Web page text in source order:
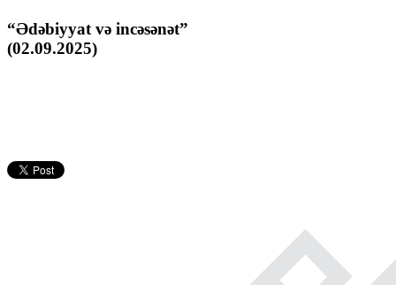
“Ədəbiyyat və incəsənət”
(02.09.2025)